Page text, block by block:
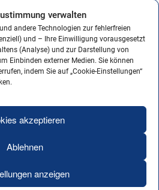
verwalten
andere Technologien zur fehlerfreien
und – Ihre Einwilligung vorausgesetzt
(Analyse) und zur Darstellung von
Einbinden externer Medien. Sie können
indem Sie auf „Cookie-Einstellungen“
akzeptieren
Ablehnen
anzeigen
Nächstes →